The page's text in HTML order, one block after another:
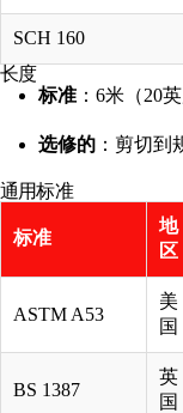
SCH 160
长度
标准 ：6米（20英
选修的 ：剪切到
通用标准
标准
地
区
ASTM A53
美
国
BS 1387
英
国